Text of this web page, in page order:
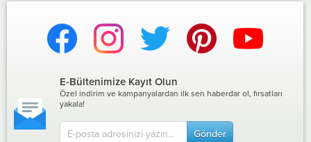
E-Bültenimize Kayıt Olun
Özel indirim ve kampanyalardan ilk sen haberdar ol, fırsatları
yakala!
Gönder